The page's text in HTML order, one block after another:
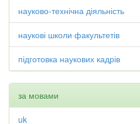
науково-технічна діяльність
наукові школи факультетів
підготовка наукових кадрів
за мовами
uk